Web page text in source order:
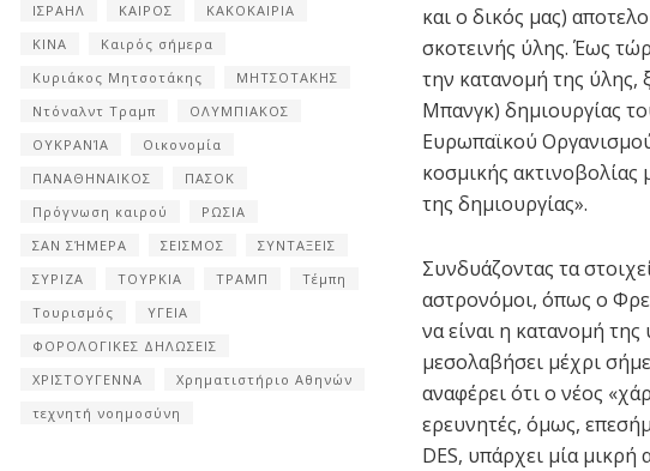
και ο δικός μας)
σκοτεινής ύλης. Έως
την κατανομή της ύλης,
Μπανγκ) δημιουργίας
Ευρωπαϊκού
κοσμικής
της δημιουργίας».
Συνδυάζοντας τα
αστρονόμοι, όπως ο
να είναι η κατανομή
μεσολαβήσει μέχρι
αναφέρει ότι ο νέος
ερευνητές, όμως,
DES, υπάρχει μία
ΙΣΡΑΗΛ
ΚΑΙΡΟΣ
ΚΑΚΟΚΑΙΡΙΑ
ΚΙΝΑ
Καιρός σήμερα
Κυριάκος Μητσοτάκης
ΜΗΤΣΟΤΑΚΗΣ
Ντόναλντ Τραμπ
ΟΛΥΜΠΙΑΚΟΣ
ΟΥΚΡΑΝΊΑ
Οικονομία
ΠΑΝΑΘΗΝΑΙΚΟΣ
ΠΑΣΟΚ
Πρόγνωση καιρού
ΡΩΣΙΑ
ΣΑΝ ΣΉΜΕΡΑ
ΣΕΙΣΜΟΣ
ΣΥΝΤΑΞΕΙΣ
ΣΥΡΙΖΑ
ΤΟΥΡΚΙΑ ΤΡΑΜΠ
Τέμπη
Τουρισμός
ΥΓΕΙΑ
ΦΟΡΟΛΟΓΙΚΕΣ ΔΗΛΩΣΕΙΣ
ΧΡΙΣΤΟΥΓΕΝΝΑ
Χρηματιστήριο Αθηνών
τεχνητή νοημοσύνη